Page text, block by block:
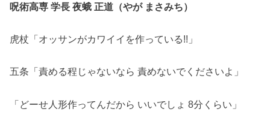
呪術高専 学長 夜蛾 正道（やが まさみち）
虎杖「オッサンがカワイイを作っている!!」
五条「責める程じゃないなら 責めないでくださいよ」
「どーせ人形作ってんだから いいでしょ 8分くらい」